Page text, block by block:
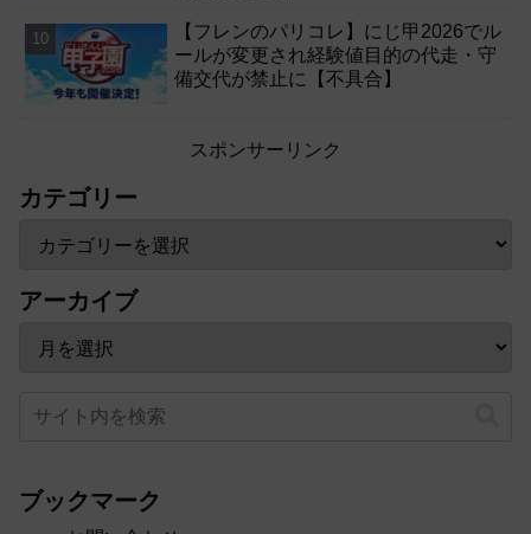
【フレンのパリコレ】にじ甲2026でル
ールが変更され経験値目的の代走・守
備交代が禁止に【不具合】
スポンサーリンク
カテゴリー
アーカイブ
ブックマーク